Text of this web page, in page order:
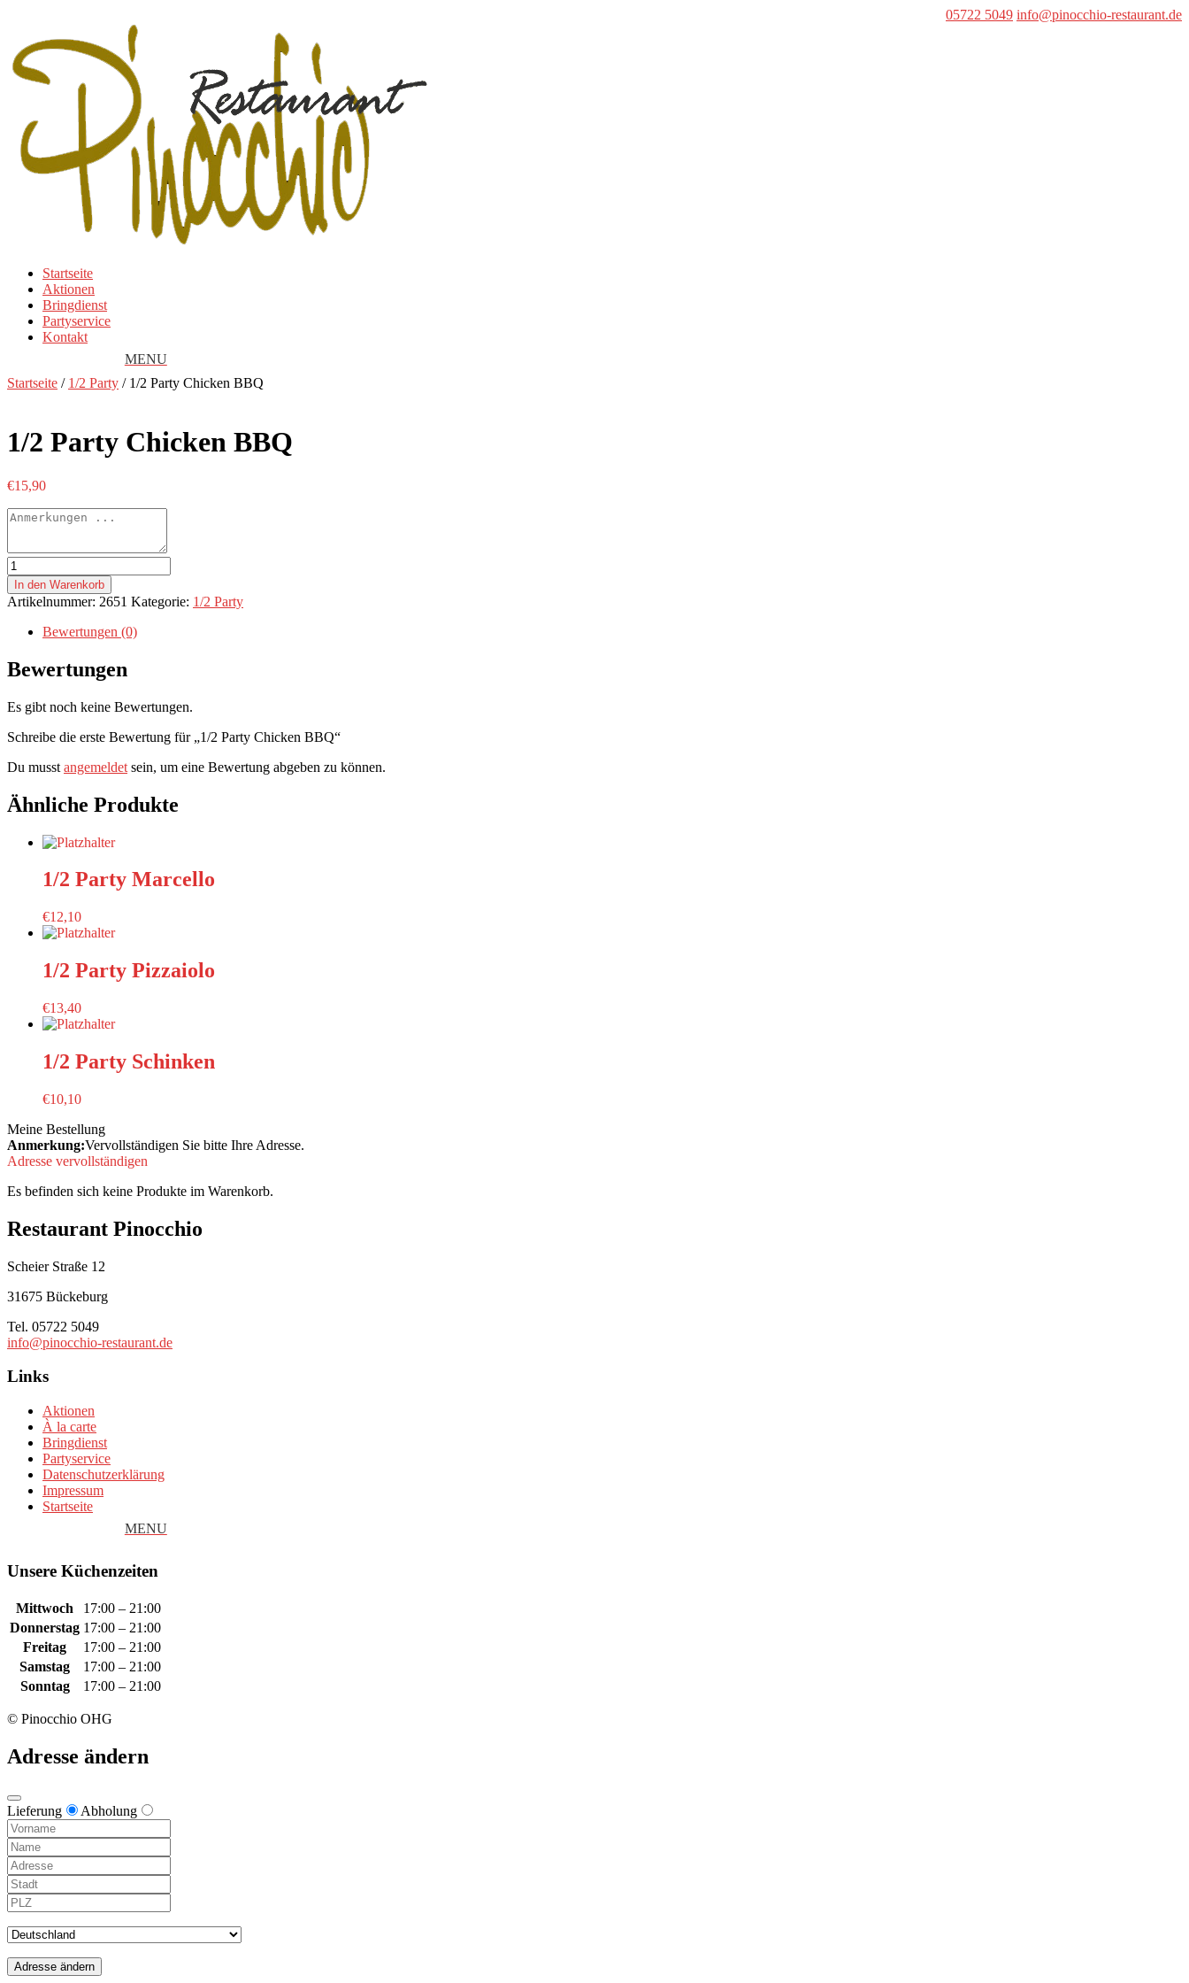
05722 5049 info@pinocchio-restaurant.de
Startseite
Aktionen
Bringdienst
Partyservice
Kontakt
Startseite / 1/2 Party / 1/2 Party Chicken BBQ
1/2 Party Chicken BBQ
€15,90
1/2
Party
Chicken
BBQ
Menge
In den Warenkorb
Artikelnummer: 2651 Kategorie: 1/2 Party
Bewertungen (0)
Bewertungen
Es gibt noch keine Bewertungen.
Schreibe die erste Bewertung für „1/2 Party Chicken BBQ“
Du musst angemeldet sein, um eine Bewertung abgeben zu können.
Ähnliche Produkte
1/2 Party Marcello
€12,10
1/2 Party Pizzaiolo
€13,40
1/2 Party Schinken
€10,10
Meine Bestellung
Anmerkung:Vervollständigen Sie bitte Ihre Adresse.
Adresse vervollständigen
Es befinden sich keine Produkte im Warenkorb.
Restaurant Pinocchio
Scheier Straße 12
31675 Bückeburg
Tel. 05722 5049
info@pinocchio-restaurant.de
Links
Aktionen
À la carte
Bringdienst
Partyservice
Datenschutzerklärung
Impressum
Startseite
Unsere Küchenzeiten
Mittwoch
17:00 – 21:00
Donnerstag 17:00 – 21:00
Freitag
17:00 – 21:00
Samstag
17:00 – 21:00
Sonntag
17:00 – 21:00
© Pinocchio OHG
Adresse ändern
Lieferung Abholung
Adresse ändern